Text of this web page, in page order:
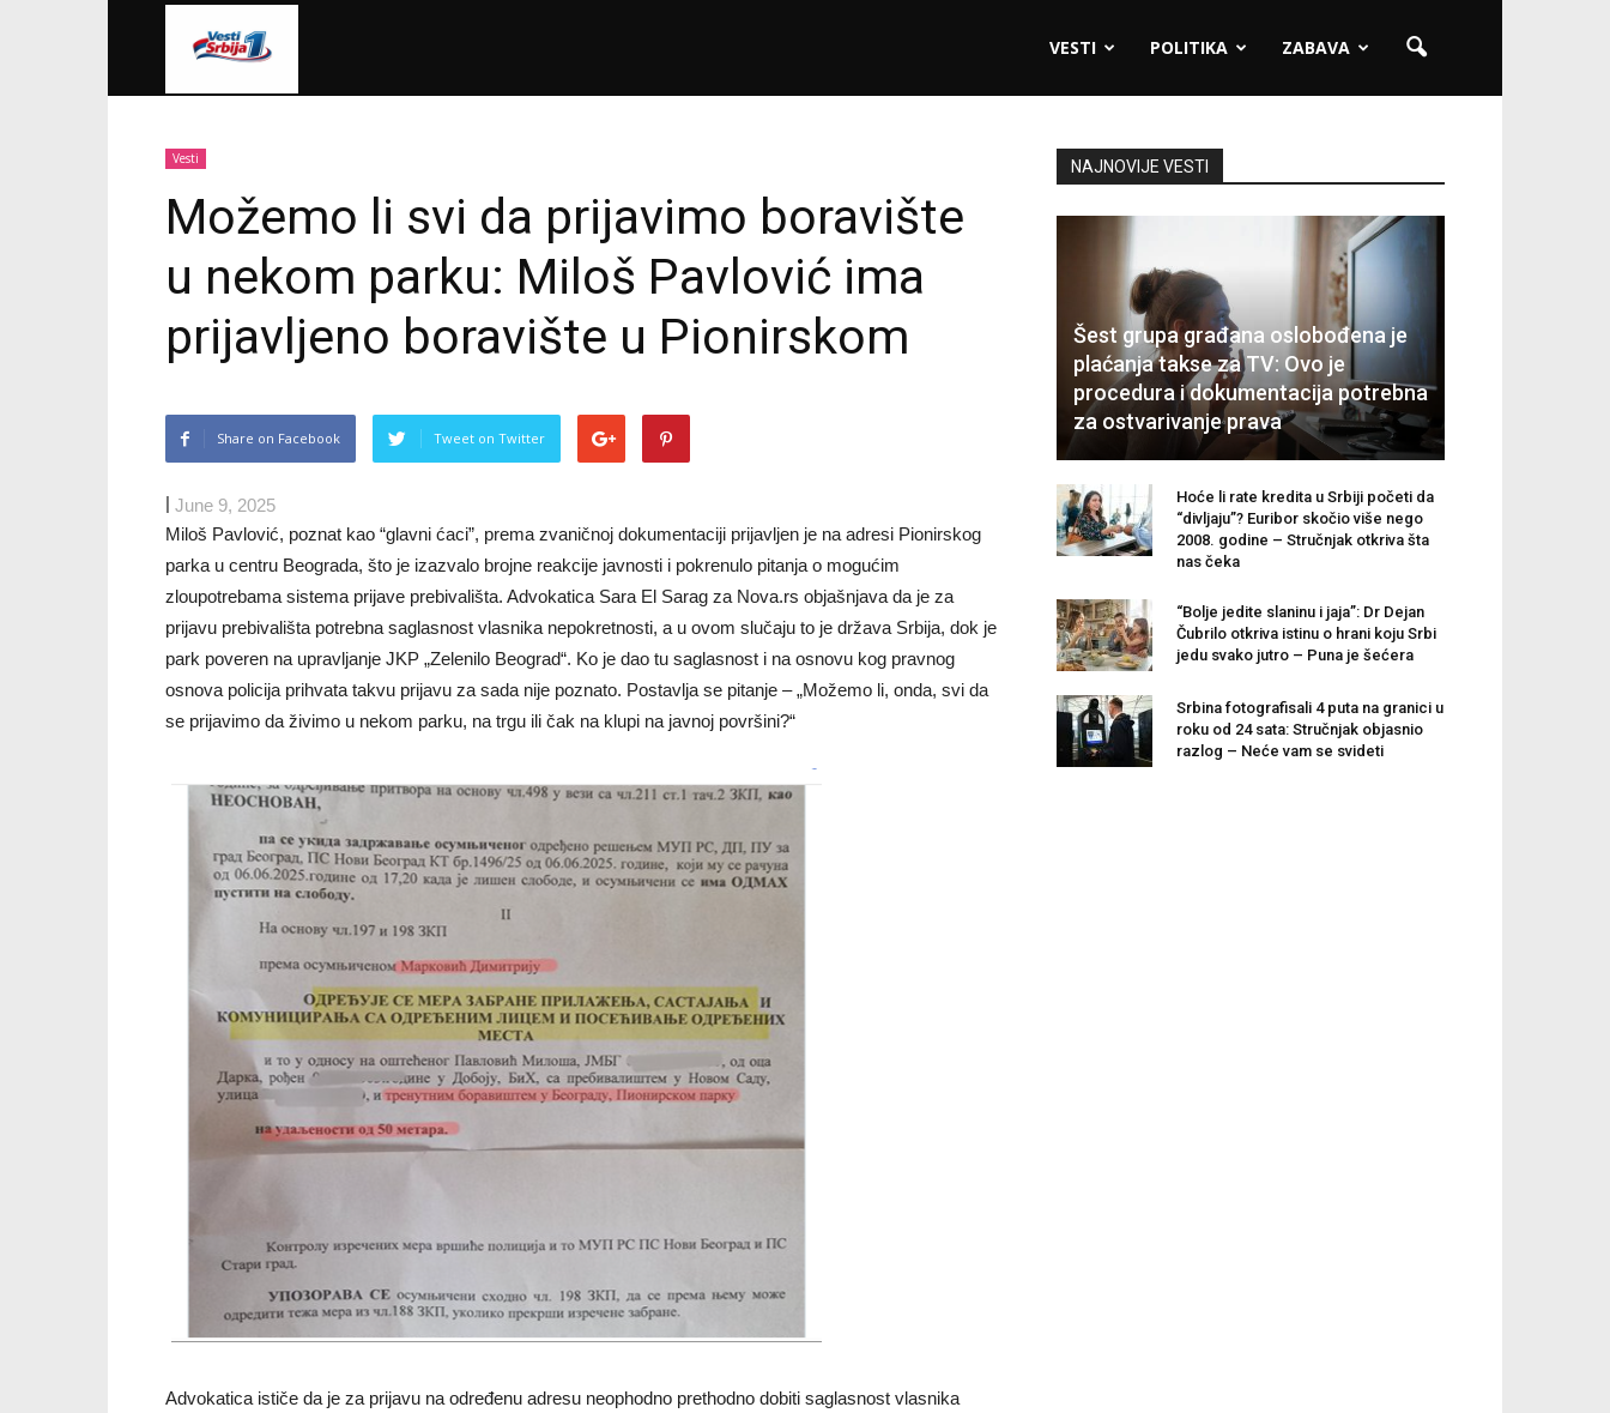
VESTI POLITIKA ZABAVA
Vesti
Možemo li svi da prijavimo boravište
u nekom parku: Miloš Pavlović ima
prijavljeno boravište u Pionirskom
Share on Facebook Tweet on Twitter
| June 9, 2025
Miloš Pavlović, poznat kao “glavni ćaci”, prema zvaničnoj dokumentaciji prijavljen je na adresi Pionirskog
parka u centru Beograda, što je izazvalo brojne reakcije javnosti i pokrenulo pitanja o mogućim
zloupotrebama sistema prijave prebivališta. Advokatica Sara El Sarag za Nova.rs objašnjava da je za
prijavu prebivališta potrebna saglasnost vlasnika nepokretnosti, a u ovom slučaju to je država Srbija, dok je
park poveren na upravljanje JKP „Zelenilo Beograd“. Ko je dao tu saglasnost i na osnovu kog pravnog
osnova policija prihvata takvu prijavu za sada nije poznato. Postavlja se pitanje – „Možemo li, onda, svi da
se prijavimo da živimo u nekom parku, na trgu ili čak na klupi na javnoj površini?“
Advokatica ističe da je za prijavu na određenu adresu neophodno prethodno dobiti saglasnost vlasnika
NAJNOVIJE VESTI
Šest grupa građana oslobođena je
plaćanja takse za TV: Ovo je
procedura i dokumentacija potrebna
za ostvarivanje prava
Hoće li rate kredita u Srbiji početi da
“divljaju”? Euribor skočio više nego
2008. godine – Stručnjak otkriva šta
nas čeka
“Bolje jedite slaninu i jaja”: Dr Dejan
Čubrilo otkriva istinu o hrani koju Srbi
jedu svako jutro – Puna je šećera
Srbina fotografisali 4 puta na granici u
roku od 24 sata: Stručnjak objasnio
razlog – Neće vam se svideti